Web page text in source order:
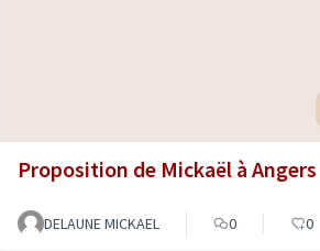
Proposition de Mickaël à Angers
DELAUNE MICKAEL 0 0